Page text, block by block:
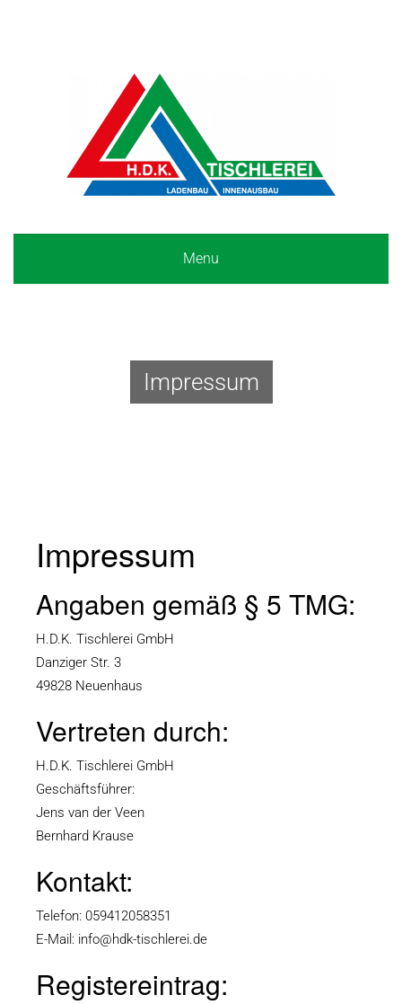
Menu
Impressum
Impressum
Angaben gemäß § 5 TMG:
H.D.K. Tischlerei GmbH
Danziger Str. 3
49828 Neuenhaus
Vertreten durch:
H.D.K. Tischlerei GmbH
Geschäftsführer:
Jens van der Veen
Bernhard Krause
Kontakt:
Telefon: 059412058351
E-Mail: info@hdk-tischlerei.de
Registereintrag: